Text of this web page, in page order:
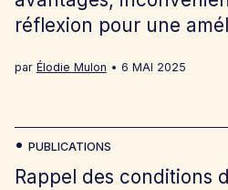
réflexion pour une
par Élodie Mulon 6 MAI 2025
Rappel des conditions
PUBLICATIONS